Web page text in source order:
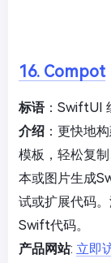
16. Compot
标语：SwiftUI
介绍 ：更快地
模板，轻松复
本或图片生成
试或扩展代码
Swift代码。
产品网站: 立即